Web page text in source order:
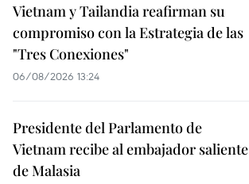
Vietnam y Tailandia reafirman su
compromiso con la Estrategia de las
"Tres Conexiones"
06/08/2026 13:24
Presidente del Parlamento de
Vietnam recibe al embajador saliente
de Malasia